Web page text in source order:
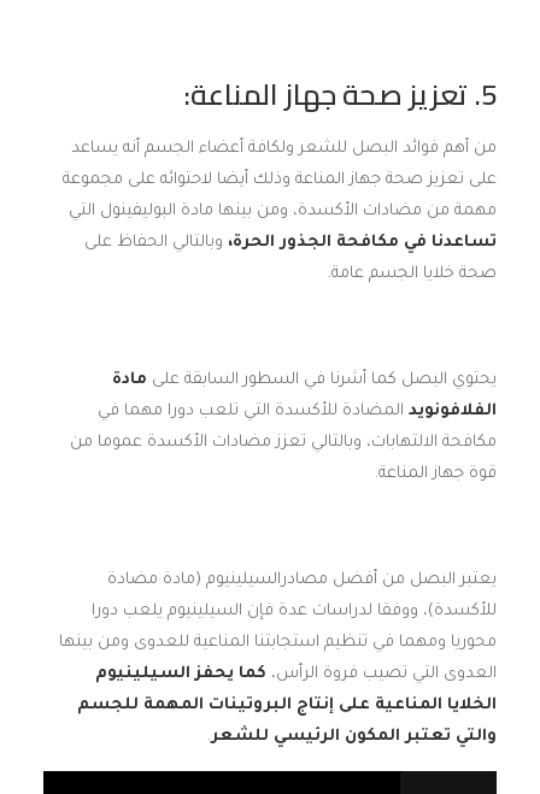
5. تعزيز صحة جهاز المناعة:
من أهم فوائد البصل للشعر ولكافة أعضاء الجسم أنه يساعد
على تعزيز صحة جهاز المناعة وذلك أيضا لاحتوائه على مجموعة
مهمة من مضادات الأكسدة، ومن بينها مادة البوليفينول التي
تساعدنا في مكافحة الجذور الحرة، وبالتالي الحفاظ على
صحة خلايا الجسم عامة.
يحتوي البصل كما أشرنا في السطور السابقة على مادة
الفلافونويد المضادة للأكسدة التي تلعب دورا مهما في
مكافحة الالتهابات، وبالتالي تعزز مضادات الأكسدة عموما من
قوة جهاز المناعة.
يعتبر البصل من أفضل مصادرالسيلينيوم (مادة مضادة
للأكسدة)، ووفقا لدراسات عدة فإن السيلينيوم يلعب دورا
محوريا ومهما في تنظيم استجابتنا المناعية للعدوى ومن بينها
العدوى التي تصيب فروة الرأس، كما يحفز السيلينيوم
الخلايا المناعية على إنتاج البروتينات المهمة للجسم
والتي تعتبر المكون الرئيسي للشعر.